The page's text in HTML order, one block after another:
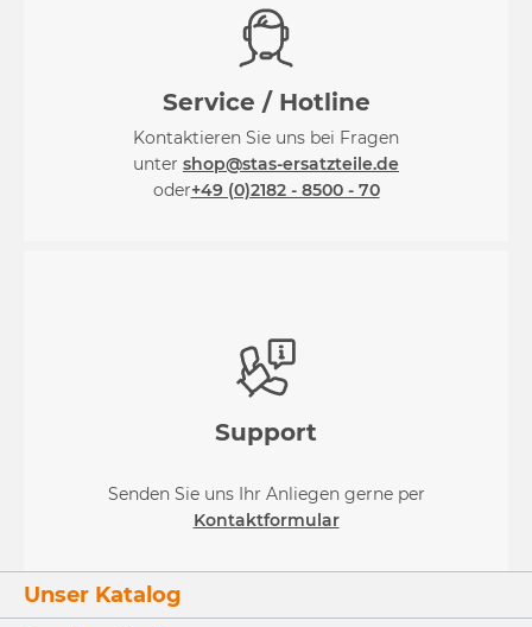
Service / Hotline
Kontaktieren Sie uns bei Fragen
unter shop@stas-ersatzteile.de
oder+49 (0)2182 - 8500 - 70
Support
Senden Sie uns Ihr Anliegen gerne per
Kontaktformular
Unser Katalog